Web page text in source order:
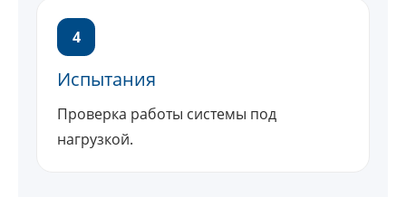
4
Испытания
Проверка работы системы под
нагрузкой.